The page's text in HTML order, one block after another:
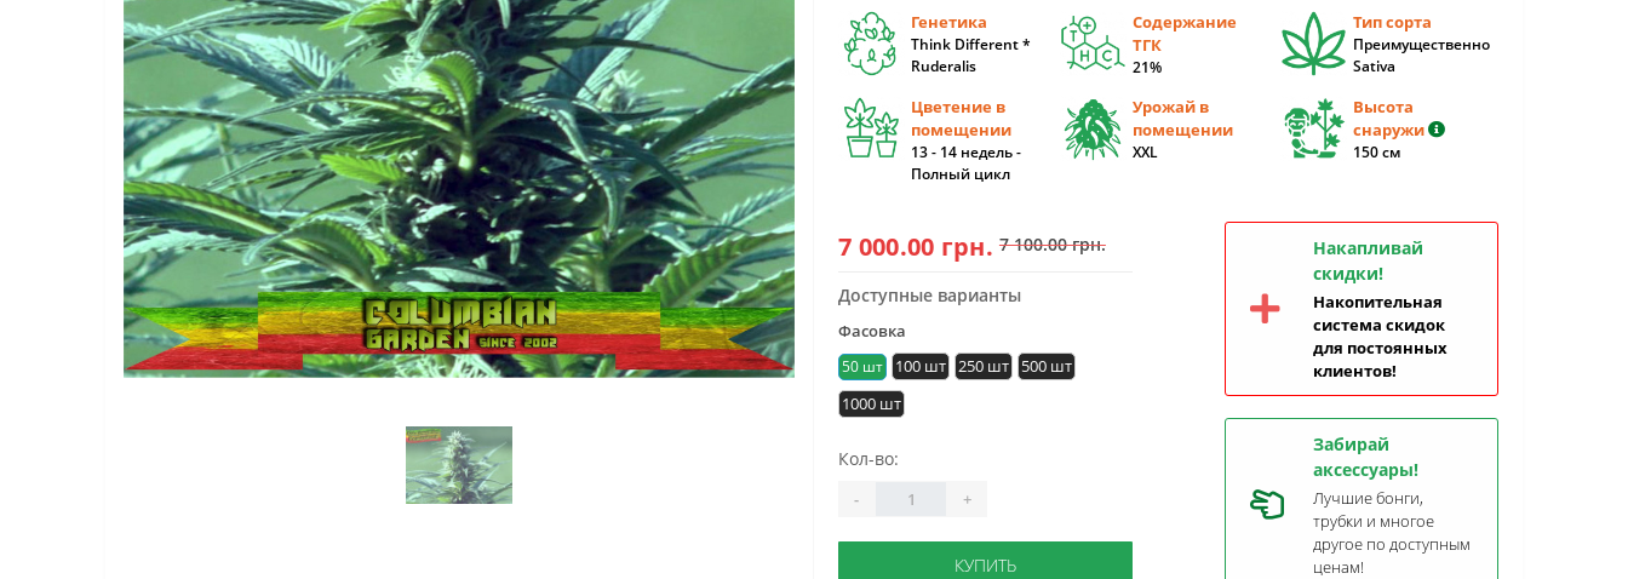
Генетика
Think Different *
Ruderalis
Содержание
ТГК
21%
Тип сорта
Преимущественно
Sativa
Цветение в
помещении
13 - 14 недель -
Полный цикл
Урожай в
помещении
XXL
Высота
снаружи
150 см
7 000.00 грн. 7 100.00 грн.
Доступные варианты
Фасовка
50 шт 100 шт 250 шт
500 шт
1000 шт
Кол-во:
- +
КУПИТЬ
Накапливай
скидки!
Накопительная
система скидок
для постоянных
клиентов!
Забирай
аксессуары!
Лучшие бонги,
трубки и многое
другое по доступным
ценам!